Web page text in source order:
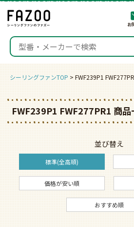
シーリングファンTOP FWF239P1
FWF239P1 FWF277PR1 商品
並び替え
標準(全高順)
価格が安い順
おすすめ順